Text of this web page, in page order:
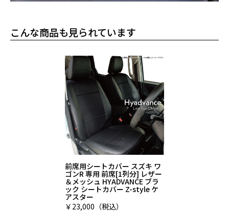
こんな商品も見られています
前席用シートカバー スズキ ワ
ゴンR 専用 前席[1列分] レザー
＆メッシュ HYADVANCE ブラ
ック シートカバー Z-style ケ
アスター
￥23,000（税込）